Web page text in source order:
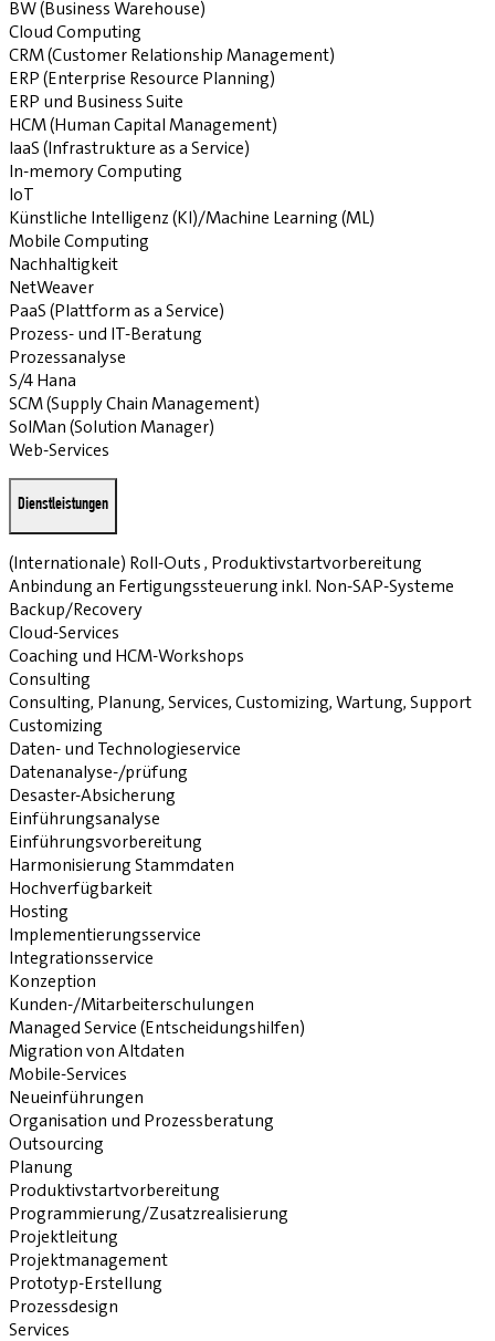
BW (Business Warehouse)
Cloud Computing
CRM (Customer Relationship Management)
ERP (Enterprise Resource Planning)
ERP und Business Suite
HCM (Human Capital Management)
IaaS (Infrastrukture as a Service)
In-memory Computing
IoT
Künstliche Intelligenz (KI)/Machine Learning (ML)
Mobile Computing
Nachhaltigkeit
NetWeaver
PaaS (Plattform as a Service)
Prozess- und IT-Beratung
Prozessanalyse
S/4 Hana
SCM (Supply Chain Management)
SolMan (Solution Manager)
Web-Services
Dienstleistungen
(Internationale) Roll-Outs , Produktivstartvorbereitung
Anbindung an Fertigungssteuerung inkl. Non-SAP-Systeme
Backup/Recovery
Cloud-Services
Coaching und HCM-Workshops
Consulting
Consulting, Planung, Services, Customizing, Wartung, Support
Customizing
Daten- und Technologieservice
Datenanalyse-/prüfung
Desaster-Absicherung
Einführungsanalyse
Einführungsvorbereitung
Harmonisierung Stammdaten
Hochverfügbarkeit
Hosting
Implementierungsservice
Integrationsservice
Konzeption
Kunden-/Mitarbeiterschulungen
Managed Service (Entscheidungshilfen)
Migration von Altdaten
Mobile-Services
Neueinführungen
Organisation und Prozessberatung
Outsourcing
Planung
Produktivstartvorbereitung
Programmierung/Zusatzrealisierung
Projektleitung
Projektmanagement
Prototyp-Erstellung
Prozessdesign
Services